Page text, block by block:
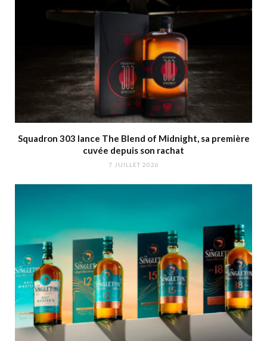
Squadron 303 lance The Blend of Midnight, sa première
cuvée depuis son rachat
7 JUILLET 2026